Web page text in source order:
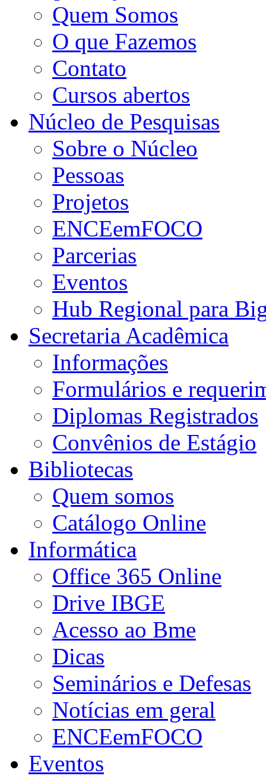
Quem Somos
O que Fazemos
Contato
Cursos abertos
Núcleo de Pesquisas
Sobre o Núcleo
Pessoas
Projetos
ENCEemFOCO
Parcerias
Eventos
Hub Regional para
Secretaria Acadêmica
Informações
Formulários e
Diplomas Registrados
Convênios de Estágio
Bibliotecas
Quem somos
Catálogo Online
Informática
Office 365 Online
Drive IBGE
Acesso ao Bme
Dicas
Seminários e Defesas
Notícias em geral
ENCEemFOCO
Eventos